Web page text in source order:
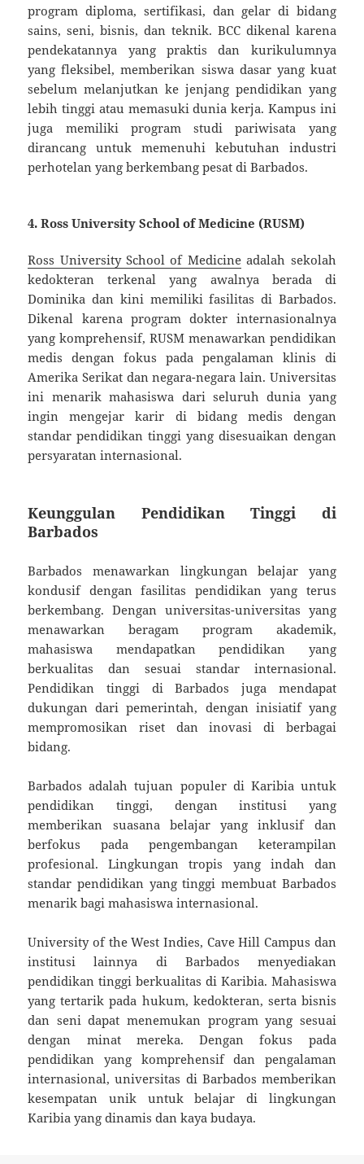
program diploma, sertifikasi, dan gelar di bidang
sains, seni, bisnis, dan teknik. BCC dikenal karena
pendekatannya yang praktis dan kurikulumnya
yang fleksibel, memberikan siswa dasar yang kuat
sebelum melanjutkan ke jenjang pendidikan yang
lebih tinggi atau memasuki dunia kerja. Kampus ini
juga memiliki program studi pariwisata yang
dirancang untuk memenuhi kebutuhan industri
perhotelan yang berkembang pesat di Barbados.
4.Ross University School of Medicine (RUSM)
Ross University School of Medicineadalah sekolah
kedokteran terkenal yang awalnya berada di
Dominika dan kini memiliki fasilitas di Barbados.
Dikenal karena program dokter internasionalnya
yang komprehensif, RUSM menawarkan pendidikan
medis dengan fokus pada pengalaman klinis di
Amerika Serikat dan negara-negara lain. Universitas
ini menarik mahasiswa dari seluruh dunia yang
ingin mengejar karir di bidang medis dengan
standar pendidikan tinggi yang disesuaikan dengan
persyaratan internasional.
Keunggulan Pendidikan Tinggi di
Barbados
Barbados menawarkan lingkungan belajar yang
kondusif dengan fasilitas pendidikan yang terus
berkembang. Dengan universitas-universitas yang
menawarkan beragam program akademik,
mahasiswa mendapatkan pendidikan yang
berkualitas dan sesuai standar internasional.
Pendidikan tinggi di Barbados juga mendapat
dukungan dari pemerintah, dengan inisiatif yang
mempromosikan riset dan inovasi di berbagai
bidang.
Barbados adalah tujuan populer di Karibia untuk
pendidikan tinggi, dengan institusi yang
memberikan suasana belajar yang inklusif dan
berfokus pada pengembangan keterampilan
profesional. Lingkungan tropis yang indah dan
standar pendidikan yang tinggi membuat Barbados
menarik bagi mahasiswa internasional.
University of the West Indies, Cave Hill Campus dan
institusi lainnya di Barbados menyediakan
pendidikan tinggi berkualitas di Karibia. Mahasiswa
yang tertarik pada hukum, kedokteran, serta bisnis
dan seni dapat menemukan program yang sesuai
dengan minat mereka. Dengan fokus pada
pendidikan yang komprehensif dan pengalaman
internasional, universitas di Barbados memberikan
kesempatan unik untuk belajar di lingkungan
Karibia yang dinamis dan kaya budaya.